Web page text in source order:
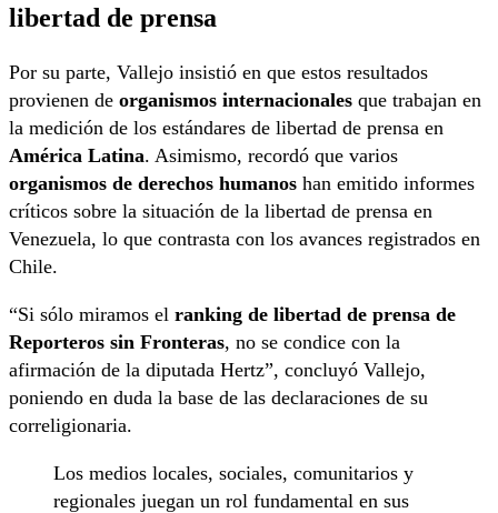
libertad de prensa
Por su parte, Vallejo insistió en que estos resultados
provienen de organismos internacionales que trabajan en
la medición de los estándares de libertad de prensa en
América Latina. Asimismo, recordó que varios
organismos de derechos humanos han emitido informes
críticos sobre la situación de la libertad de prensa en
Venezuela, lo que contrasta con los avances registrados en
Chile.
“Si sólo miramos el ranking de libertad de prensa de
Reporteros sin Fronteras, no se condice con la
afirmación de la diputada Hertz”, concluyó Vallejo,
poniendo en duda la base de las declaraciones de su
correligionaria.
Los medios locales, sociales, comunitarios y
regionales juegan un rol fundamental en sus